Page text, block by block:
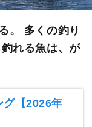
。 多くの釣り
釣れる魚は、が
グ【2026年